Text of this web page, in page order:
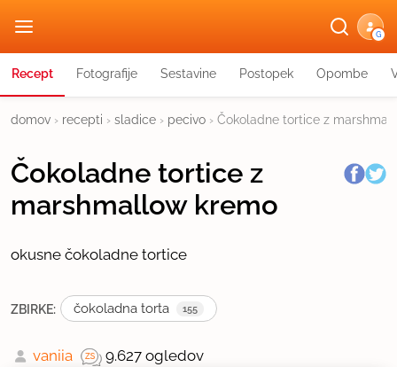
G
Recept Fotografije Sestavine Postopek Opombe
domov › recepti › sladice › pecivo › Čokoladne tortice z
Čokoladne tortice z
marshmallow kremo
okusne čokoladne tortice
ZBIRKE: čokoladna torta 155
vaniia 9.627 ogledov